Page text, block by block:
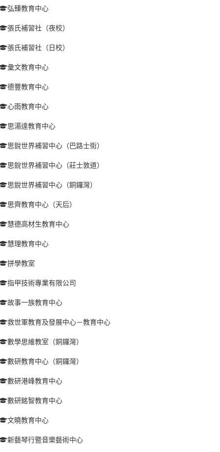
弘臻教育中心
張氏補習社（夜校）
張氏補習社（日校）
彙文教育中心
德豐教育中心
心雨教育中心
思湯達教育中心
思銳世界補習中心（巴路士街）
思銳世界補習中心（莊士敦道）
思銳世界補習中心（銅鑼灣）
思齊教育中心（天后）
慧德高材生教育中心
慧理教育中心
拼學教室
指甲技術專業有限公司
故事一族教育中心
救世軍教育及發展中心－教育中心
數學思維教室（銅鑼灣）
數研教育中心（銅鑼灣）
數研港峰教育中心
數研銘智教育中心
文曉教育中心
新藝琴行暨音樂藝術中心